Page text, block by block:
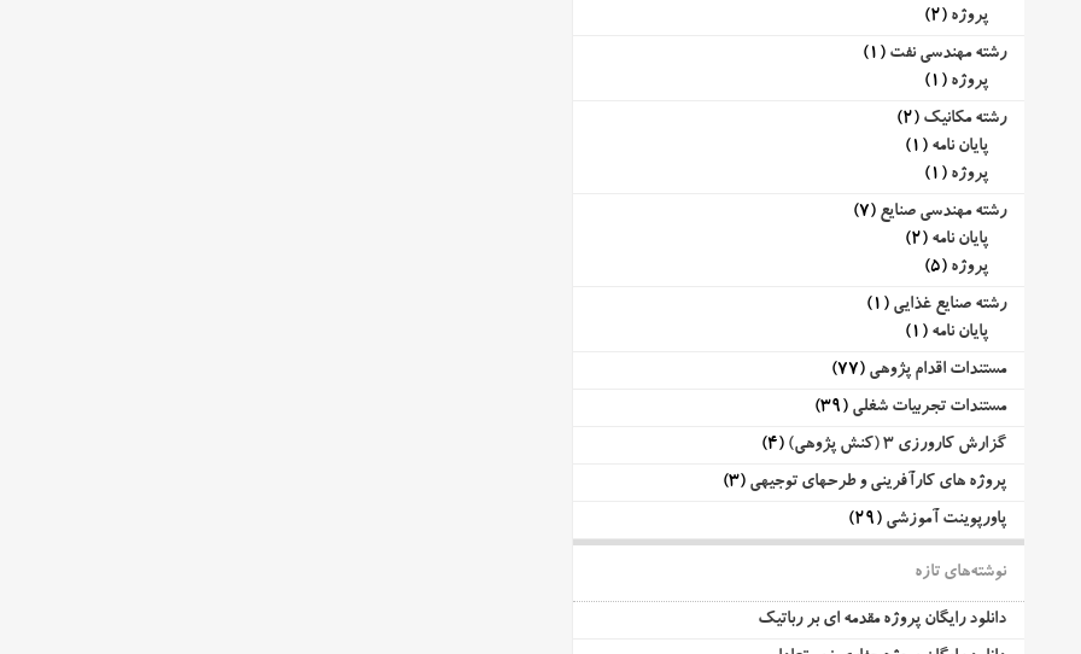
پروژه (2)
رشته مهندسی نفت (1)
پروژه (1)
رشته مکانیک (2)
پایان نامه (1)
پروژه (1)
رشته مهندسی صنایع (7)
پایان نامه (2)
پروژه (5)
رشته صنایع غذایی (1)
پایان نامه (1)
مستندات اقدام پژوهی (77)
مستندات تجربیات شغلی (39)
گزارش کارورزی 3 (کنش پژوهی)
(4)
پروژه های کارآفرینی و طرحهای توجیهی (3)
پاورپوینت آموزشی (29)
نوشته‌های تازه
دانلود رایگان پروژه مقدمه ای بر رباتیک